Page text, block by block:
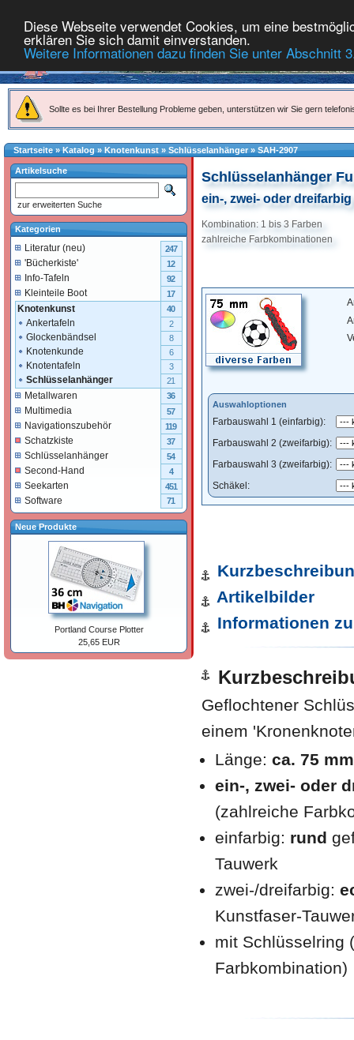
Diese Webseite verwendet Cookies, um eine
erklären Sie sich damit einverstanden.
Weitere Informationen dazu finden Sie unter Abschnitt
Sollte es bei Ihrer Bestellung Probleme geben, unterstützen wir Sie gern
Startseite»Katalog » Knotenkunst » Schlüsselanhänger » SAH-2907
Schlüsselanhänger
ein-, zwei- oder dreifarbig
Kombination: 1 bis 3 Farben
zahlreiche Farbkombinationen
Auswahloptionen
Farbauswahl 1 (einfarbig):
Farbauswahl 2 (zweifarbig):
Farbauswahl 3 (zweifarbig):
Schäkel:
Artikelbilder
Informationen
Geflochtener
einem
Länge: ca. 75 mm
ein-, zwei- oder
(zahlreiche
einfarbig: rund
Tauwerk
zwei-/dreifarbig:
Kunstfaser-
mit Schlüsselring
Farbkombination)
Artikelsuche
zur erweiterten Suche
Kategorien
Literatur (neu) 247
'Bücherkiste' 12
Info-Tafeln 92
Kleinteile Boot 17
Knotenkunst 40
Ankertafeln 2
Glockenbändsel 8
Knotenkunde 6
Knotentafeln 3
Schlüsselanhänger 21
Metallwaren 36
Multimedia 57
Navigationszubehör 119
Schatzkiste 37
Schlüsselanhänger 54
Second-Hand 4
Seekarten 451
Software 71
Neue Produkte
Portland Course Plotter
25,65 EUR